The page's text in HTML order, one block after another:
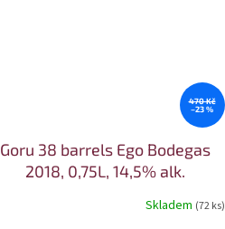
470 Kč
–23 %
Goru 38 barrels Ego Bodegas
2018, 0,75L, 14,5% alk.
Skladem (72 ks)